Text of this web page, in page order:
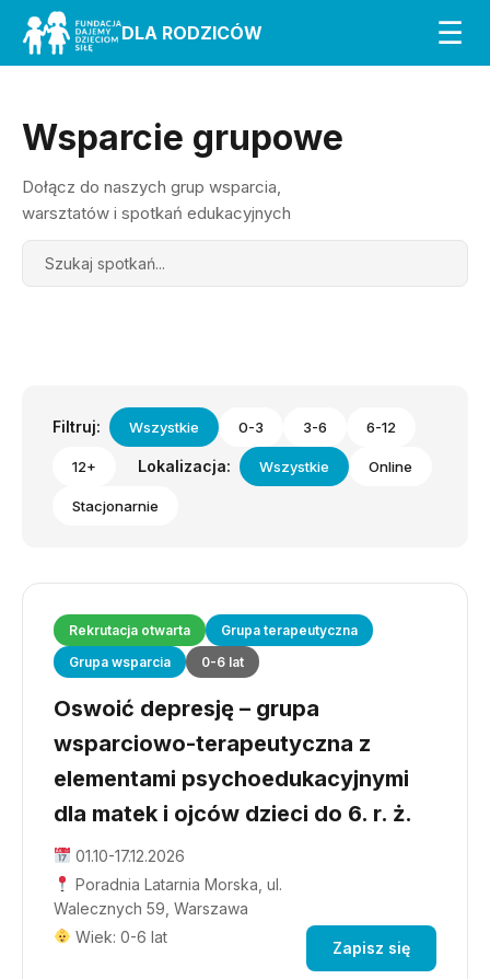
DLA RODZICÓW ☰
Wsparcie grupowe
Dołącz do naszych grup wsparcia,
warsztatów i spotkań edukacyjnych
Search
Filtruj: Wszystkie 0-3 3-6 6-12
12+ Lokalizacja: Wszystkie Online
Stacjonarnie
Rekrutacja otwarta
Grupa terapeutyczna
Grupa wsparcia
0-6 lat
Oswoić depresję – grupa
wsparciowo-terapeutyczna z
elementami psychoedukacyjnymi
dla matek i ojców dzieci do 6. r. ż.
01.10-17.12.2026
Poradnia Latarnia Morska, ul.
Walecznych 59, Warszawa
Wiek: 0-6 lat
Zapisz się